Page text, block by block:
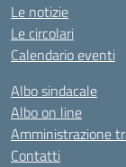
Le notizie
Le circolari
Calendario eventi
Albo sindacale
Albo on line
Amministrazione
Contatti